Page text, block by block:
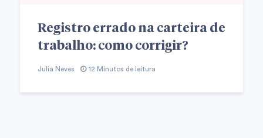
Registro errado na carteira de
trabalho: como corrigir?
Julia Neves 12 Minutos de leitura